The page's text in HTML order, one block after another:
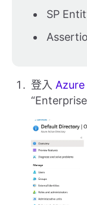
SP
登入